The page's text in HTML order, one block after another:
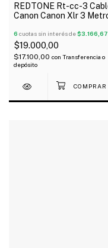
REDTONE Rt-cc-3
Canon Canon Xlr 3
6 cuotas sin interés de$3.166,67
$19.000,00
$17.100,00 con Transferencia o
depósito